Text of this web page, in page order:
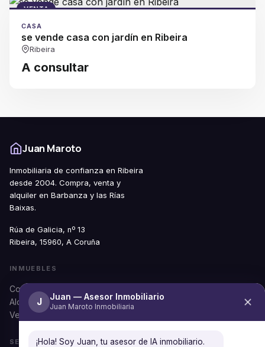
VENTA
CASA
se vende casa con jardín en Ribeira
Ribeira
A consultar
Juan Maroto
Inmobiliaria de confianza en Ribeira
desde 2004. Compra, venta y
alquiler en Barbanza y las Rías
Baixas.
Rúa de Galicia, nº 13
Ribeira, 15960, A Coruña
INMUEBLES
Comprar
Alquilar
Ver todos
SERVICIOS
J Juan — Asesor Inmobiliario
Juan Maroto Inmobiliaria
¡Hola! Soy Juan, tu asesor de IA inmobiliario.